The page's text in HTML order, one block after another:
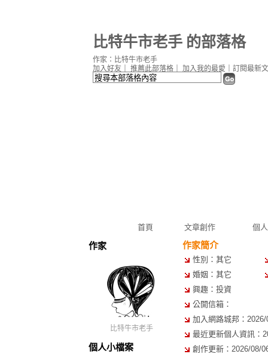
比特牛市老手 的部落格
首頁 文章創作 個
加入好友 推薦此部落格 加入我的最愛 訂閱最新
作家：比特牛市老手
作家
比特牛市老手
個人小檔案
作家簡介
性別：其它
婚姻：其它
興趣：投資
公開信箱：
加入網路城邦：
最近更新個人資訊：
創作更新：2026/08/